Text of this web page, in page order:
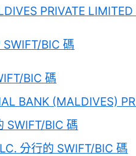
PRIVATE
BIC 碼
BIC 碼
BANK (MALDIVES)
SWIFT/BIC 碼
分行的 SWIFT/BIC 碼